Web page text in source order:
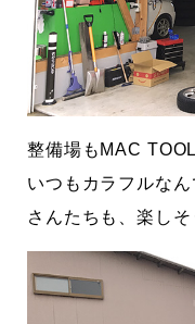
整備場もMAC
いつもカラフルな
さんたちも、楽しそ